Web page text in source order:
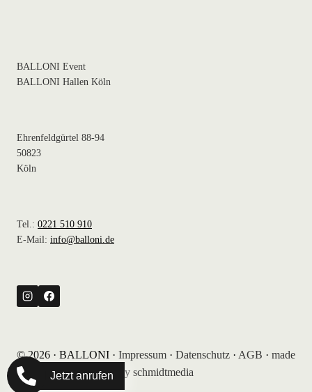
BALLONI Event
BALLONI Hallen Köln
Ehrenfeldgürtel 88-94
50823
Köln
Tel.: 0221 510 910
E-Mail: info@balloni.de
© 2026 · BALLONI · Impressum · Datenschutz · AGB · made
by schmidtmedia
Jetzt anrufen